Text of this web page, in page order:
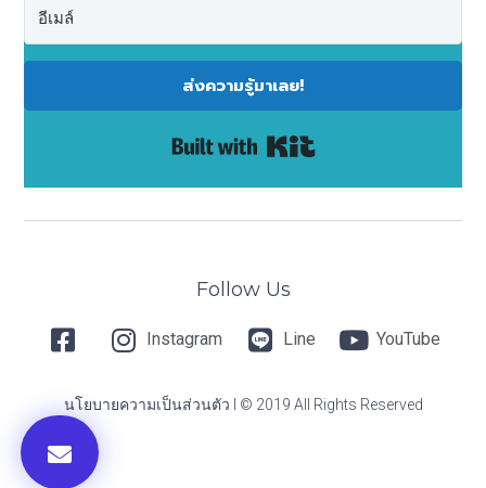
ส่งความรู้มาเลย!
Follow Us
Instagram Line YouTube
นโยบายความเป็นส่วนตัว I © 2019 All Rights Reserved